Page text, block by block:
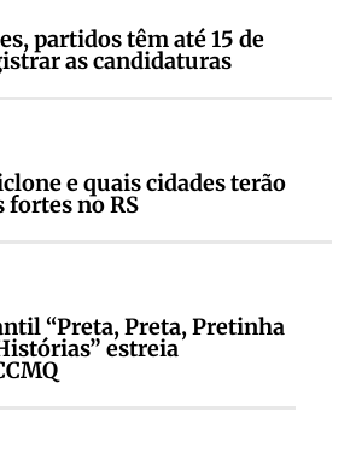
partidos têm até 15 de
as candidaturas
e quais cidades terão
fortes no RS
“Preta, Preta, Pretinha
estreia